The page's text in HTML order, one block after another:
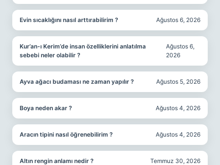
Evin sıcaklığını nasıl arttırabilirim ? Ağustos 6, 2026
Kur’an-ı Kerim’de insan özelliklerini anlatılma
sebebi neler olabilir ?
Ağustos 6,
2026
Ayva ağacı budaması ne zaman yapılır ? Ağustos 5, 2026
Boya neden akar ? Ağustos 4, 2026
Aracın tipini nasıl öğrenebilirim ? Ağustos 4, 2026
Altın rengin anlamı nedir ? Temmuz 30, 2026